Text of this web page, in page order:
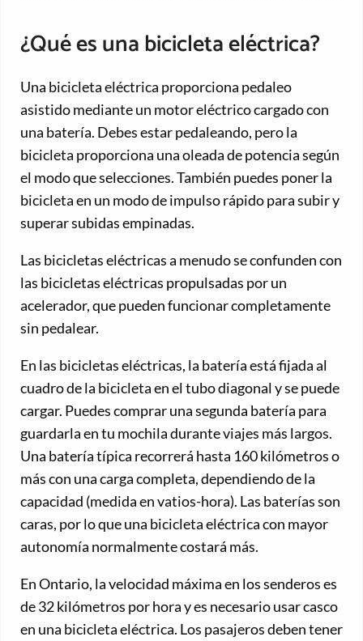
¿Qué es una bicicleta eléctrica?
Una bicicleta eléctrica proporciona pedaleo
asistido mediante un motor eléctrico cargado con
una batería. Debes estar pedaleando, pero la
bicicleta proporciona una oleada de potencia según
el modo que selecciones. También puedes poner la
bicicleta en un modo de impulso rápido para subir y
superar subidas empinadas.
Las bicicletas eléctricas a menudo se confunden con
las bicicletas eléctricas propulsadas por un
acelerador, que pueden funcionar completamente
sin pedalear.
En las bicicletas eléctricas, la batería está fijada al
cuadro de la bicicleta en el tubo diagonal y se puede
cargar. Puedes comprar una segunda batería para
guardarla en tu mochila durante viajes más largos.
Una batería típica recorrerá hasta 160 kilómetros o
más con una carga completa, dependiendo de la
capacidad (medida en vatios-hora). Las baterías son
caras, por lo que una bicicleta eléctrica con mayor
autonomía normalmente costará más.
En Ontario, la velocidad máxima en los senderos es
de 32 kilómetros por hora y es necesario usar casco
en una bicicleta eléctrica. Los pasajeros deben tener